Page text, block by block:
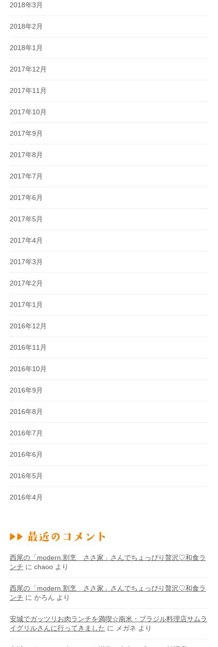
2018年3月
2018年2月
2018年1月
2017年12月
2017年11月
2017年10月
2017年9月
2017年8月
2017年7月
2017年6月
2017年5月
2017年4月
2017年3月
2017年2月
2017年1月
2016年12月
2016年11月
2016年10月
2016年9月
2016年8月
2016年7月
2016年6月
2016年5月
2016年4月
西尾の「modern.割烹 ささ家」さんでちょっぴり贅沢♡和食ラ
ンチ に chaoo より
西尾の「modern.割烹 ささ家」さんでちょっぴり贅沢♡和食ラ
ンチ に かろん より
安城でガッツリお肉ランチを満喫☆南米・ブラジル料理店サムラ
イグリルさんに行ってきました に メガネ より